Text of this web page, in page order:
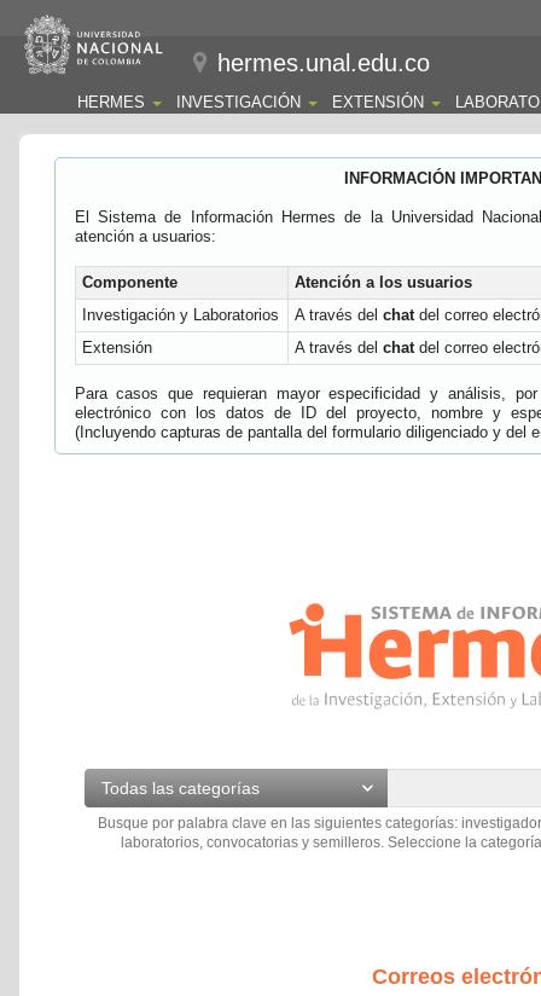
hermes.unal.edu.co
HERMES INVESTIGACIÓN EXTENSIÓN
INFORMACIÓN
El Sistema de Información Hermes de la Universidad
atención a usuarios:
Componente
Atención a los usuarios
Investigación y Laboratorios
A través del chatdel correo
Extensión
A través del chatdel correo
Para casos que requieran mayor especificidad y análisis,
electrónico con los datos de ID del proyecto, nombre y
(Incluyendo capturas de pantalla del formulario diligenciado y del
Todas las categorías
Busque por palabra clave en las siguientes categorías:
laboratorios, convocatorias y semilleros. Seleccione la
Correos